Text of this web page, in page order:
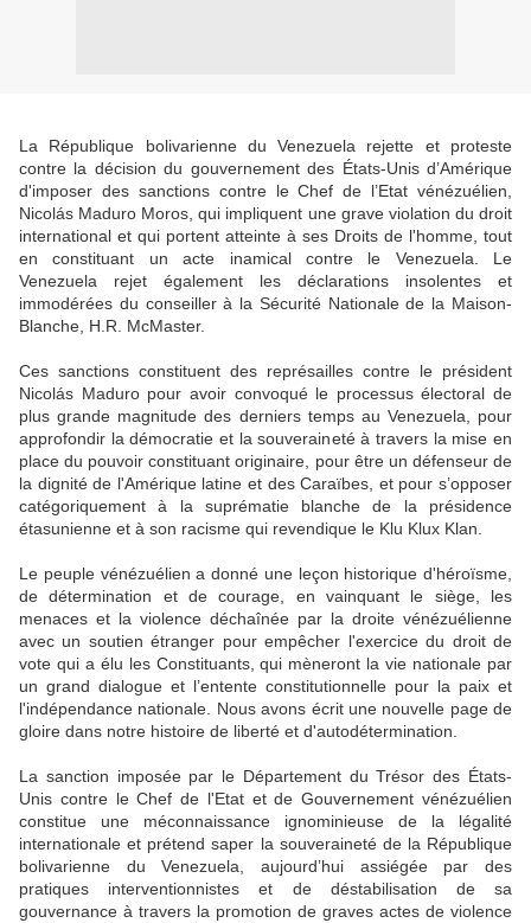
La République bolivarienne du Venezuela rejette et proteste
contre la décision du gouvernement des États-Unis d’Amérique
d'imposer des sanctions contre le Chef de l’Etat vénézuélien,
Nicolás Maduro Moros, qui impliquent une grave violation du droit
international et qui portent atteinte à ses Droits de l'homme, tout
en constituant un acte inamical contre le Venezuela. Le
Venezuela rejet également les déclarations insolentes et
immodérées du conseiller à la Sécurité Nationale de la Maison-
Blanche, H.R. McMaster.
Ces sanctions constituent des représailles contre le président
Nicolás Maduro pour avoir convoqué le processus électoral de
plus grande magnitude des derniers temps au Venezuela, pour
approfondir la démocratie et la souveraineté à travers la mise en
place du pouvoir constituant originaire, pour être un défenseur de
la dignité de l'Amérique latine et des Caraïbes, et pour s’opposer
catégoriquement à la suprématie blanche de la présidence
étasunienne et à son racisme qui revendique le Klu Klux Klan.
Le peuple vénézuélien a donné une leçon historique d'héroïsme,
de détermination et de courage, en vainquant le siège, les
menaces et la violence déchaînée par la droite vénézuélienne
avec un soutien étranger pour empêcher l'exercice du droit de
vote qui a élu les Constituants, qui mèneront la vie nationale par
un grand dialogue et l’entente constitutionnelle pour la paix et
l'indépendance nationale. Nous avons écrit une nouvelle page de
gloire dans notre histoire de liberté et d'autodétermination.
La sanction imposée par le Département du Trésor des États-
Unis contre le Chef de l'Etat et de Gouvernement vénézuélien
constitue une méconnaissance ignominieuse de la légalité
internationale et prétend saper la souveraineté de la République
bolivarienne du Venezuela, aujourd’hui assiégée par des
pratiques interventionnistes et de déstabilisation de sa
gouvernance à travers la promotion de graves actes de violence